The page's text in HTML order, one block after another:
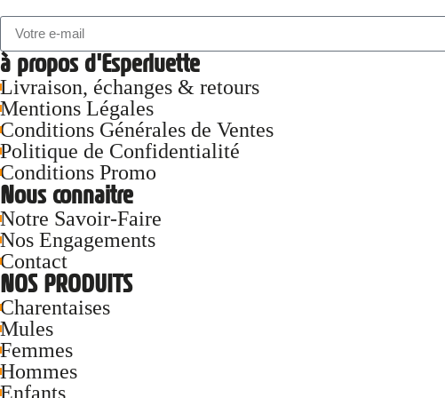
à propos d'Esperluette
Livraison, échanges & retours
Mentions Légales
Conditions Générales de Ventes
Politique de Confidentialité
Conditions Promo
Nous connaitre
Notre Savoir-Faire
Nos Engagements
Contact
NOS PRODUITS
Charentaises
Mules
Femmes
Hommes
Enfants